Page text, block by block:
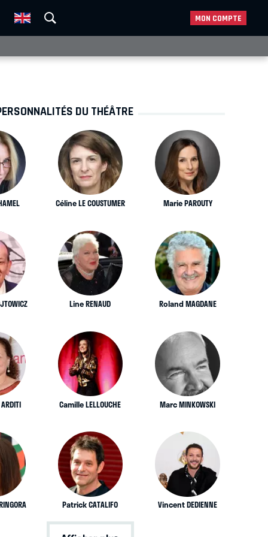
MON COMPTE
DU THÉÂTRE
Céline LE COUSTUMER Marie PAROUTY
Line RENAUD Roland MAGDANE
Camille LELLOUCHE Marc MINKOWSKI
Patrick CATALIFO Vincent DEDIENNE